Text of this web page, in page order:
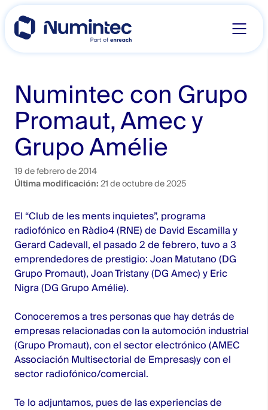
Skip
content
Numintec con Grupo
Promaut, Amec y
Grupo Amélie
19 de febrero de 2014
Última modificación: 21 de octubre de 2025
El “Club de les ments inquietes”, programa
radiofónico en Ràdio4 (RNE) de David Escamilla y
Gerard Cadevall, el pasado 2 de febrero, tuvo a 3
emprendedores de prestigio: Joan Matutano (DG
Grupo Promaut), Joan Tristany (DG Amec) y Eric
Nigra (DG Grupo Amélie).
Conoceremos a tres personas que hay detrás de
empresas relacionadas con la automoción industrial
(Grupo Promaut), con el sector electrónico (AMEC
Associación Multisectorial de Empresas)y con el
sector radiofónico/comercial.
Te lo adjuntamos, pues de las experiencias de